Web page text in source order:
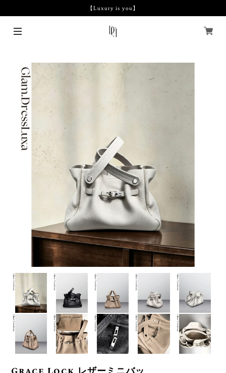
【Luxury is you】